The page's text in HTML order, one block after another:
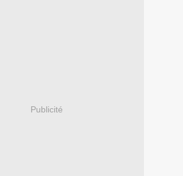
Publicité